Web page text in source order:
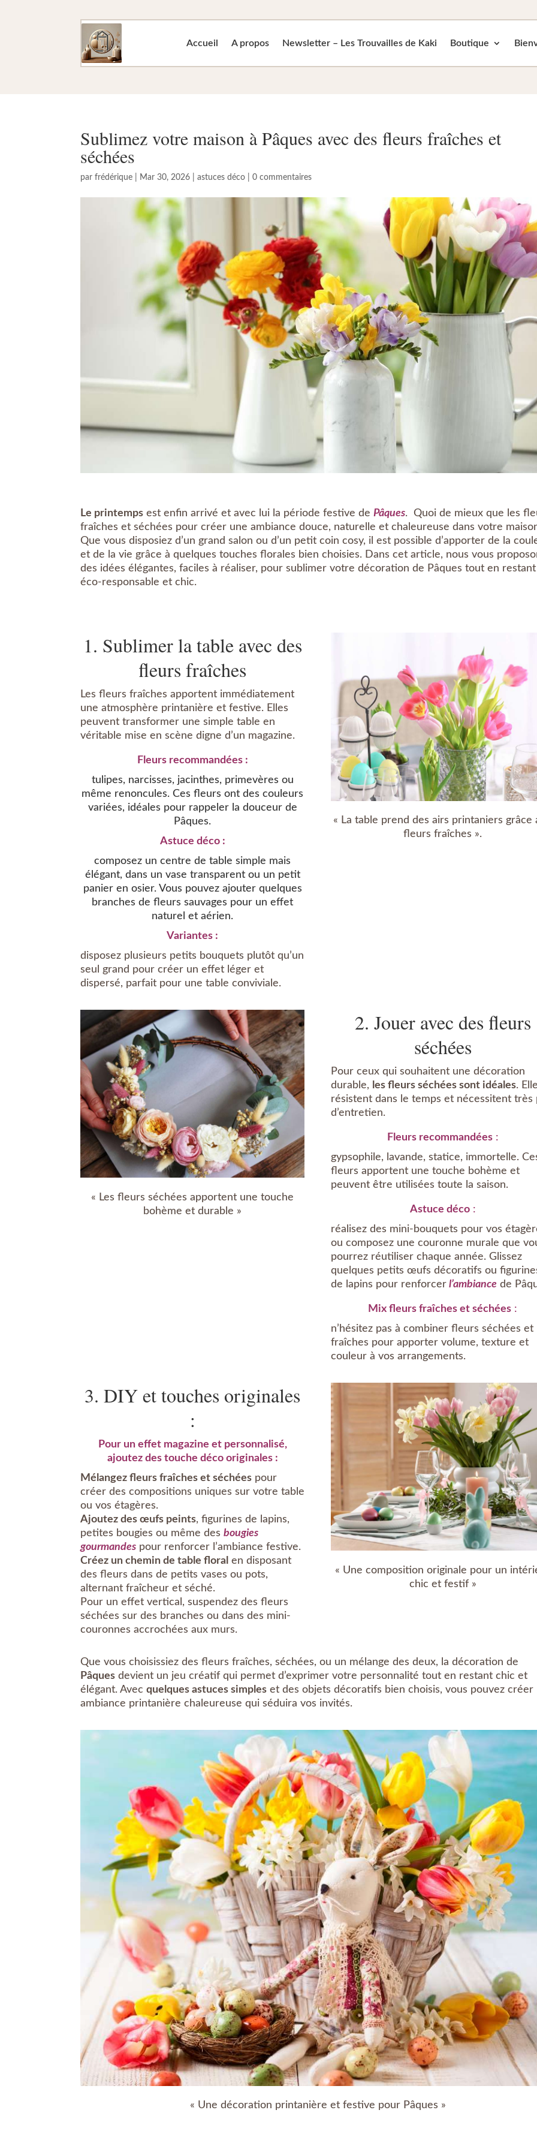
Accueil A propos Newsletter – Les Trouvailles de Kaki Boutique
Sublimez votre maison à Pâques avec des fleurs fraîches et
séchées
parfrédérique Mar 30, 2026 |astuces déco |0 commentaires
Le printemps est enfin arrivé et avec lui la période festive dePâques. Quoi de mieux que les
fraîches et séchées pour créer une ambiance douce, naturelle et chaleureuse dans votre
Que vous disposiez d’un grand salon ou d’un petit coin cosy, il est possible d’apporter de la
et de la vie grâce à quelques touches florales bien choisies. Dans cet article, nous vous
des idées élégantes, faciles à réaliser, pour sublimer votre décoration de Pâques tout en restant
éco-responsable et chic.
1. Sublimer la table avec des
fleurs fraîches
Les fleurs fraîches apportent immédiatement
une atmosphère printanière et festive. Elles
peuvent transformer une simple table en
véritable mise en scène digne d’un magazine.
Fleurs recommandées :
tulipes, narcisses, jacinthes, primevères ou
même renoncules. Ces fleurs ont des couleurs
variées, idéales pour rappeler la douceur de
Pâques.
Astuce déco :
composez un centre de table simple mais
élégant, dans un vase transparent ou un petit
panier en osier. Vous pouvez ajouter quelques
branches de fleurs sauvages pour un effet
naturel et aérien.
Variantes :
disposez plusieurs petits bouquets plutôt qu’un
seul grand pour créer un effet léger et
dispersé, parfait pour une table conviviale.
« La table prend des airs printaniers grâce
fleurs fraîches ».
« Les fleurs séchées apportent une touche
bohème et durable »
2. Jouer avec des fleurs
séchées
Pour ceux qui souhaitent une décoration
durable, les fleurs séchées sont idéales.
résistent dans le temps et nécessitent très
d’entretien.
Fleurs recommandées:
gypsophile, lavande, statice, immortelle.
fleurs apportent une touche bohème et
peuvent être utilisées toute la saison.
Astuce déco:
réalisez des mini-bouquets pour vos
ou composez une couronne murale que
pourrez réutiliser chaque année. Glissez
quelques petits œufs décoratifs ou
de lapins pour renforcerl’ambiancede
Mix fleurs fraîches et séchées :
n’hésitez pas à combiner fleurs séchées et
fraîches pour apporter volume, texture et
couleur à vos arrangements.
3. DIY et touches originales
:
Pour un effet magazine et personnalisé,
ajoutez des touche déco originales :
Mélangez fleurs fraîches et séchées pour
créer des compositions uniques sur votre table
ou vos étagères.
Ajoutez des œufs peints, figurines de lapins,
petites bougies ou même desbougies
gourmandes pour renforcer l’ambiance festive.
Créez un chemin de table floral en disposant
des fleurs dans de petits vases ou pots,
alternant fraîcheur et séché.
Pour un effet vertical, suspendez des fleurs
séchées sur des branches ou dans des mini-
couronnes accrochées aux murs.
« Une composition originale pour un
chic et festif »
Que vous choisissiez des fleurs fraîches, séchées, ou un mélange des deux, la décoration de
Pâques devient un jeu créatif qui permet d’exprimer votre personnalité tout en restant chic et
élégant. Avecquelques astuces simples et des objets décoratifs bien choisis, vous pouvez créer
ambiance printanière chaleureuse qui séduira vos invités.
« Une décoration printanière et festive pour Pâques »